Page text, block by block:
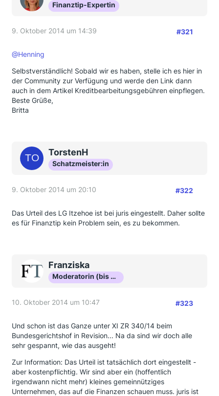
Finanztip-Expertin
9. Oktober 2014 um 14:39 #321
@Henning
Selbstverständlich! Sobald wir es haben, stelle ich es hier in
der Community zur Verfügung und werde den Link dann
auch in dem Artikel Kreditbearbeitungsgebühren einpflegen.
Beste Grüße,
Britta
TorstenH
Schatzmeister:in
9. Oktober 2014 um 20:10 #322
Das Urteil des LG Itzehoe ist bei juris eingestellt. Daher sollte
es für Finanztip kein Problem sein, es zu bekommen.
Franziska
Moderatorin (bis Okt 16)
10. Oktober 2014 um 10:47 #323
Und schon ist das Ganze unter XI ZR 340/14 beim
Bundesgerichtshof in Revision... Na da sind wir doch alle
sehr gespannt, wie das ausgeht!
Zur Information: Das Urteil ist tatsächlich dort eingestellt -
aber kostenpflichtig. Wir sind aber ein (hoffentlich
irgendwann nicht mehr) kleines gemeinnütziges
Unternehmen, das auf die Finanzen schauen muss. juris ist